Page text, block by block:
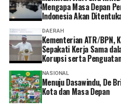
“Mudah-mudahan pertemuan
administrasi seluruh aset
tersertipikatkan, aset warga
disusun berdasarkan asas
ada perlindungan pada areal
perhutanan, perkebunan, mata
publik yang memang
katanya.
Mengapa Masa Depan
Indonesia Akan
DAERAH
Kementerian ATR/BPN,
Sepakati Kerja Sama
Korupsi serta
NASIONAL
Menuju Dasawindu, De
Kota dan Masa Depan